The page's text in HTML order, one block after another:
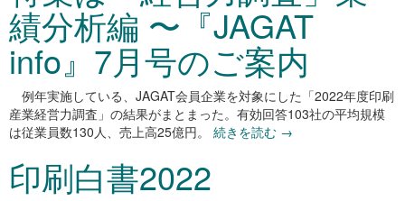
績分析編 〜『JAGAT
info』7月号のご案内
例年実施している、JAGAT会員企業を対象にした「2022年度印刷
産業経営力調査」の結果がまとまった。有効回答103社の平均規模
は従業員数130人、売上高25億円。 続きを読む →
印刷白書2022